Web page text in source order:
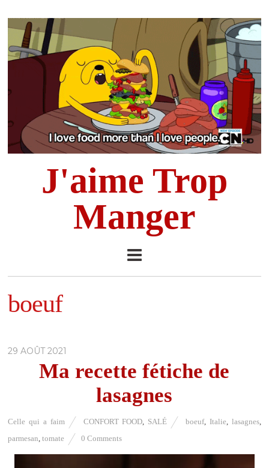
J'aime Trop
Manger
boeuf
29 AOÛT 2021
Ma recette fétiche de
lasagnes
Celle qui a faim CONFORT FOOD SALÉ boeuf, Italie lasagnes,
parmesan ,tomate 0 Comments